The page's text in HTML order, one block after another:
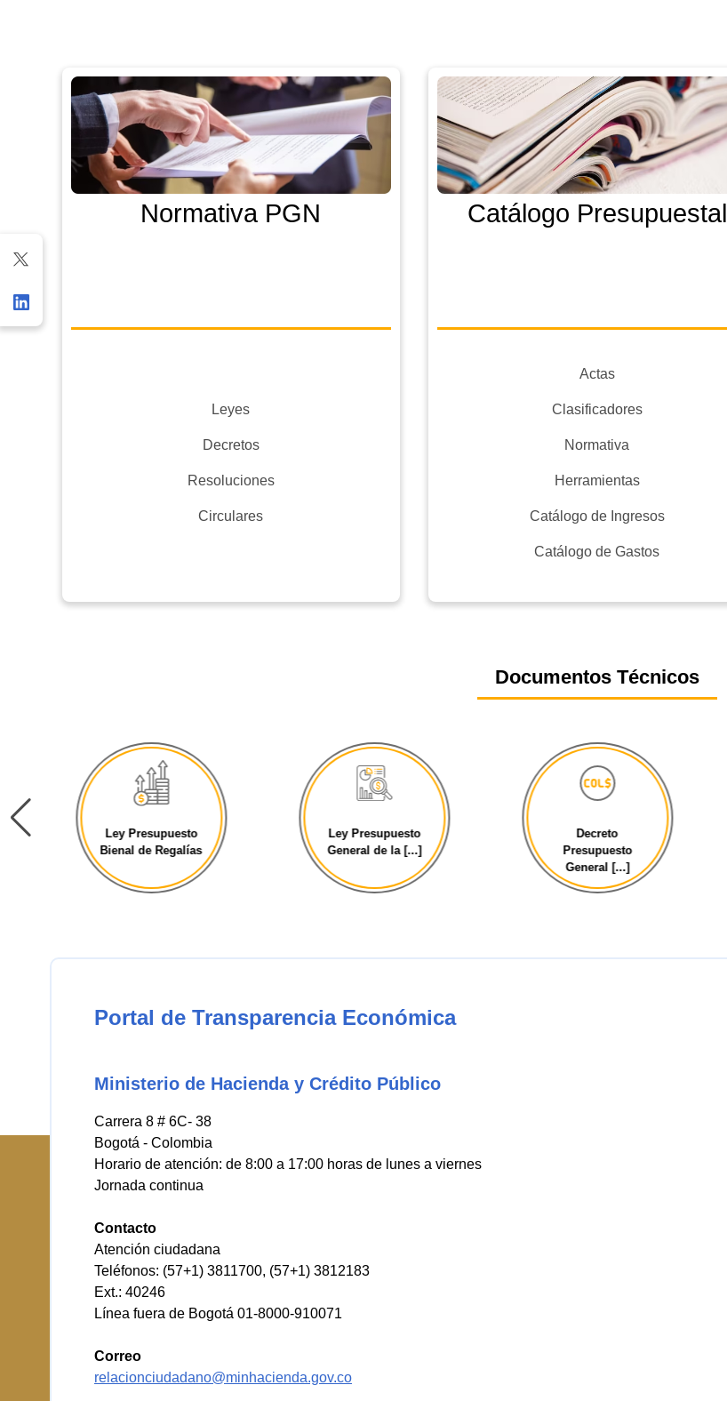
Normativa PGN
Leyes
Decretos
Resoluciones
Circulares
Catálogo Presupuestal
Actas
Clasificadores
Normativa
Herramientas
Catálogo de Ingresos
Catálogo de Gastos
Documentos Técnicos
Ley Presupuesto
General de la [...]
Decreto
Presupuesto
Cierre fiscal
Portal de Transparencia Económica
Ministerio de Hacienda y Crédito Público
Carrera 8 # 6C- 38
Bogotá - Colombia
Horario de atención: de 8:00 a 17:00 horas de lunes a viernes
Jornada continua
Contacto
Atención ciudadana
Teléfonos: (57+1) 3811700, (57+1) 3812183
Ext.: 40246
Línea fuera de Bogotá 01-8000-910071
Correo
relacionciudadano@minhacienda.gov.co